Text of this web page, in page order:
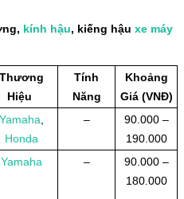
kính hậu, kiếng hậu xe máy
Thương
Hiệu
Tính
Năng
Khoảng
Giá (VNĐ)
Yamaha
Honda
–
90.000 –
190.000
Yamaha –
90.000 –
180.000